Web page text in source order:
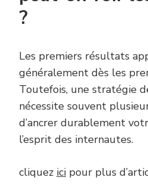
?
Les premiers résultats
généralement dès les
Toutefois, une stratégie
nécessite souvent
d’ancrer durablement
l’esprit des internautes.
cliquez ici pour plus